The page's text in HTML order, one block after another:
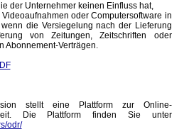
der Unternehmer keinen Einfluss hat,
oder Computersoftware in
die Versiegelung nach der Lieferung
von Zeitungen, Zeitschriften oder
Abonnement-Verträgen.
stellt eine Plattform zur Online-
Die Plattform finden Sie unter
odr/